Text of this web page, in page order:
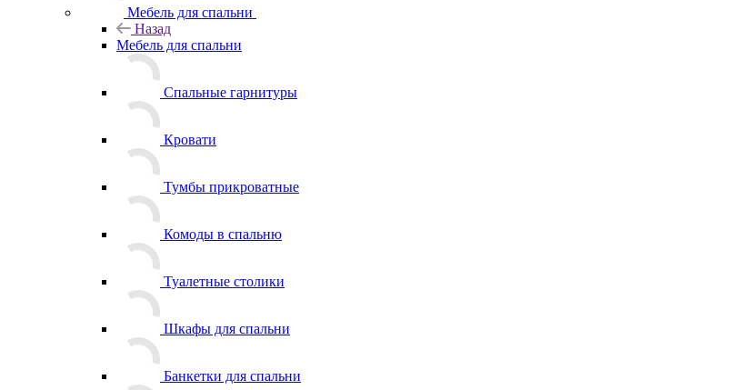
Мебель для спальни
Назад
Мебель для спальни
Спальные гарнитуры
Кровати
Тумбы прикроватные
Комоды в спальню
Туалетные столики
Шкафы для спальни
Банкетки для спальни